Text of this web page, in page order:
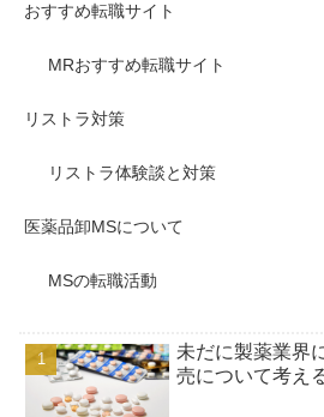
おすすめ転職サイト
MRおすすめ転職サイト
リストラ対策
リストラ体験談と対策
医薬品卸MSについて
MSの転職活動
未だに製薬業界
売について考え